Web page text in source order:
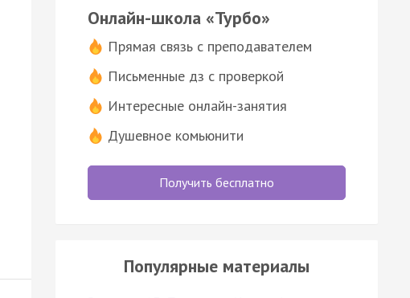
Онлайн-школа «Турбо»
Прямая связь с преподавателем
Письменные дз с проверкой
Интересные онлайн-занятия
Душевное комьюнити
Получить бесплатно
Популярные материалы